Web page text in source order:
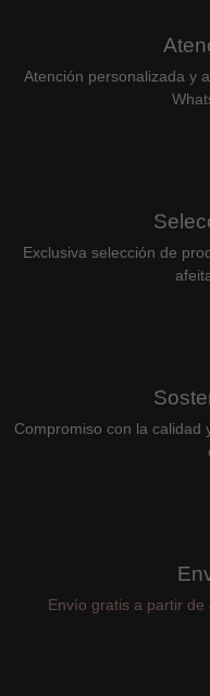
Atención personalizada y
Exclusiva selección de
Compromiso con la calidad
Envío gratis a partir de